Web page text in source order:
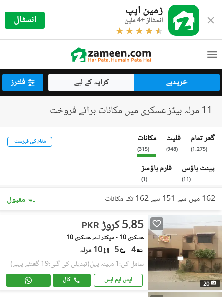
زمین اپپ
انسٹالز +4 ملین انسٹال
خریدیے کرایہ کے لیے فلٹرز
11 مرلہ بیڈز عسکری میں مکانات برائے فروخت
گھر تمام
(
1,275
)
فلیٹ
(
948
)
مکانات
(
315
)
پینٹ ہاؤس
(
11
)
فارم ہاؤسز
(
1
)
مقام کی فہرست
162 میں سے 151 سے 162 تک مکانات مقبول
20
PKR 5.85 کروڑ
عسکری 10 - سیکٹر اے, عسکری 10
4
5 10 مرلہ
شامل کی:1 مہینہ پہل (تبدیلی کی گئی:19 گھنٹے پہلے)
ایس ایم ایس کال